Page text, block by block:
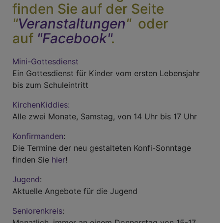
finden Sie auf der Seite
"Veranstaltungen" oder
auf "Facebook".
Mini-Gottesdienst
Ein Gottesdienst für Kinder vom ersten Lebensjahr
bis zum Schuleintritt
KirchenKiddies:
Alle zwei Monate, Samstag, von 14 Uhr bis 17 Uhr
Konfirmanden:
Die Termine der neu gestalteten Konfi-Sonntage
finden Sie hier!
Jugend:
Aktuelle Angebote für die Jugend
Seniorenkreis: